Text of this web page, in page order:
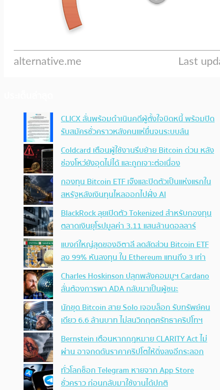
CLICX ลั่นพร้อมดำเนินคดีผู้ตั้งใจบิดหนี้ พร้อมปิด
รับสมัครชั่วคราวหลังคนแห่ยื่นจนระบบล้น
Coldcard เตือนผู้ใช้งานรีบย้าย Bitcoin ด่วน หลัง
ช่องโหว่ยังอุดไม่ได้ และถูกเจาะต่อเนื่อง
กองทุน Bitcoin ETF เจ๊งและปิดตัวเป็นแห่งแรกใน
สหรัฐหลังเงินทุนไหลออกไปฝั่ง AI
BlackRock ลุยเปิดตัว Tokenized สำหรับกองทุน
ตลาดเงินยุโรปมูลค่า 3.11 แสนล้านดอลลาร์
แบงก์ใหญ่สุดของอิตาลี ลดสัดส่วน Bitcoin ETF
ลง 99% หันลงทุน ใน Ethereum แทนถึง 3 เท่า
Charles Hoskinson ปลุกพลังคอมมูฯ Cardano
ลั่นต้องการพา ADA กลับมาเป็นผู้ชนะ
นักขุด Bitcoin สาย Solo เจอบล็อก รับทรัพย์คน
เดียว 6.6 ล้านบาท ไม่สนวิกฤตศรัทธาคริปโทฯ
Bernstein เตือนหากกฎหมาย CLARITY Act ไม่
ผ่าน อาจกดดันราคาคริปโตให้ดิ่งลงอีกระลอก
ทั่วโลกช็อก Telegram หายจาก App Store
ชั่วคราว ก่อนกลับมาใช้งานได้ปกติ